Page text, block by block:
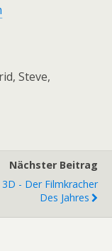
Steve,
Nächster Beitrag
3D - Der Filmkracher
Des Jahres